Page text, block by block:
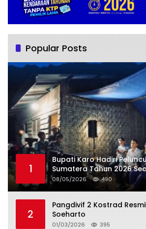
Popular Posts
1
Bupati Karo Hadiri
Sumatera Tahun 2026
08/05/2026 490
2
Pangdivif 2 Kostrad
Soeharto
01/03/2026 395